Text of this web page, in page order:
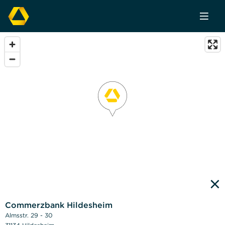
×
Commerzbank Hildesheim
Almsstr. 29 - 30